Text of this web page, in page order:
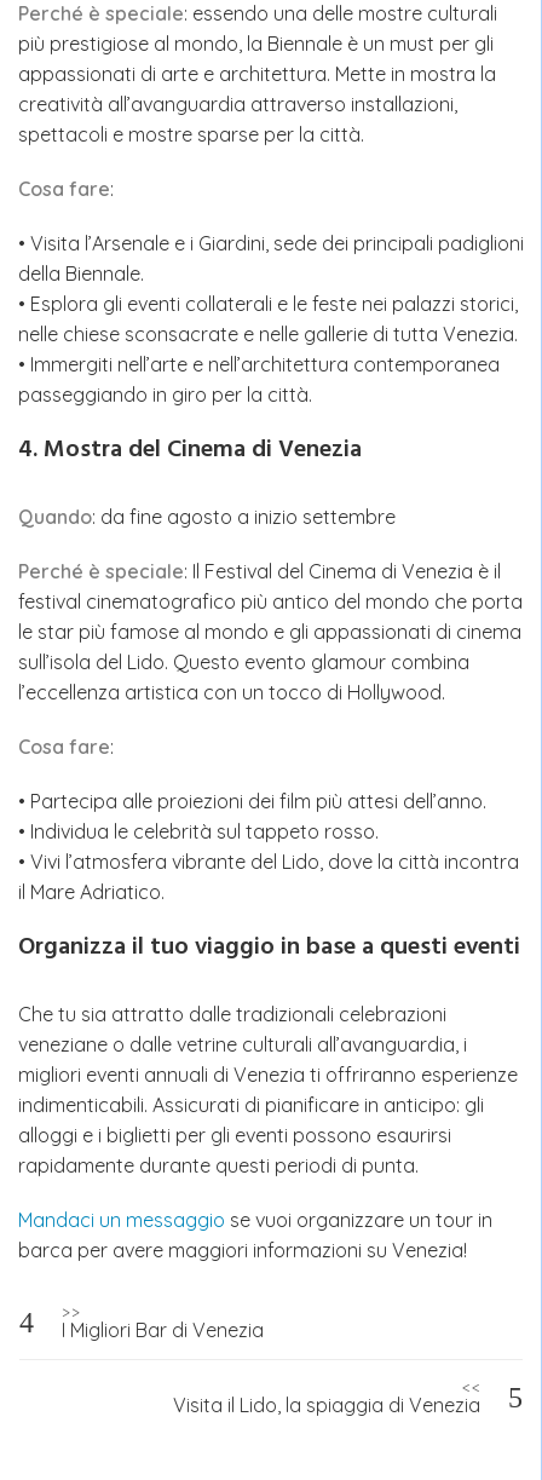
Perché è speciale: essendo una delle mostre culturali
più prestigiose al mondo, la Biennale è un must per gli
appassionati di arte e architettura. Mette in mostra la
creatività all’avanguardia attraverso installazioni,
spettacoli e mostre sparse per la città.
Cosa fare:
• Visita l’Arsenale e i Giardini, sede dei principali padiglioni
della Biennale.
• Esplora gli eventi collaterali e le feste nei palazzi storici,
nelle chiese sconsacrate e nelle gallerie di tutta Venezia.
• Immergiti nell’arte e nell’architettura contemporanea
passeggiando in giro per la città.
4. Mostra del Cinema di Venezia
Quando: da fine agosto a inizio settembre
Perché è speciale: Il Festival del Cinema di Venezia è il
festival cinematografico più antico del mondo che porta
le star più famose al mondo e gli appassionati di cinema
sull’isola del Lido. Questo evento glamour combina
l’eccellenza artistica con un tocco di Hollywood.
Cosa fare:
• Partecipa alle proiezioni dei film più attesi dell’anno.
• Individua le celebrità sul tappeto rosso.
• Vivi l’atmosfera vibrante del Lido, dove la città incontra
il Mare Adriatico.
Organizza il tuo viaggio in base a questi eventi
Che tu sia attratto dalle tradizionali celebrazioni
veneziane o dalle vetrine culturali all’avanguardia, i
migliori eventi annuali di Venezia ti offriranno esperienze
indimenticabili. Assicurati di pianificare in anticipo: gli
alloggi e i biglietti per gli eventi possono esaurirsi
rapidamente durante questi periodi di punta.
Mandaci un messaggio se vuoi organizzare un tour in
barca per avere maggiori informazioni su Venezia!
Navigazione
articoli
>>
I Migliori Bar di Venezia
<<
Visita il Lido, la spiaggia di Venezia